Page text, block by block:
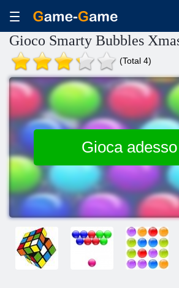
Gioco Smarty Bubbles
(Total 4)
Gioca adesso